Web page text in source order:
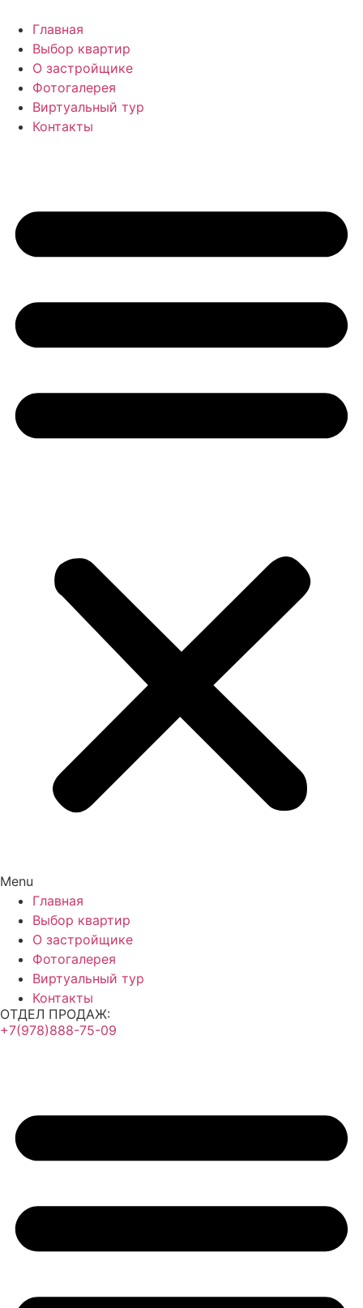
содержимому
Главная
Выбор квартир
О застройщике
Фотогалерея
Виртуальный тур
Контакты
Menu
Главная
Выбор квартир
О застройщике
Фотогалерея
Виртуальный тур
Контакты
ОТДЕЛ ПРОДАЖ:
+7(978)888-75-09